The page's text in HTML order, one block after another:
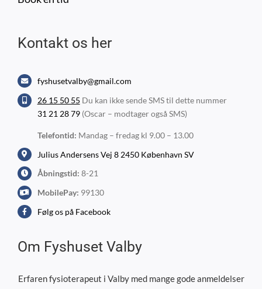
Kontakt os her
fyshusetvalby@gmail.com
26 15 50 55 Du kan ikke sende SMS til dette nummer
31 21 28 79(Oscar – modtager også SMS)
Telefontid: Mandag – fredag kl 9.00 – 13.00
Julius Andersens Vej 8 2450 København SV
Åbningstid: 8-21
MobilePay: 99130
Følg os på Facebook
Om Fyshuset Valby
Erfaren fysioterapeut i Valby med mange gode anmeldelser